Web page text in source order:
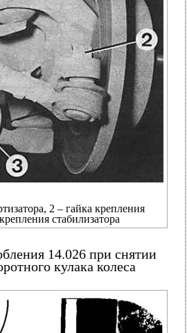
2 – гайка крепления
стабилизатора
14.026 при снятии
кулака колеса